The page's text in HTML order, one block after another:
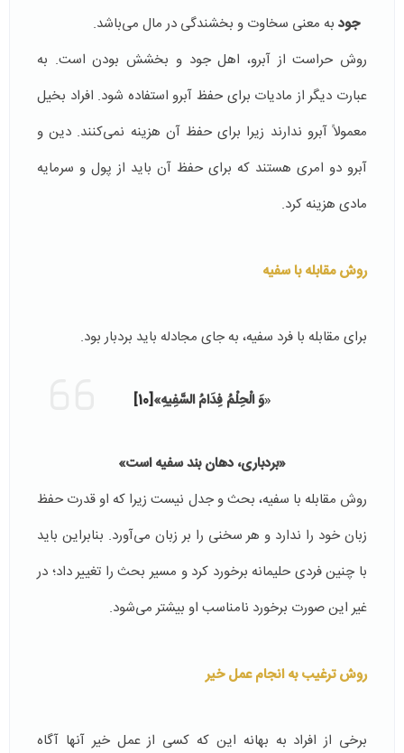
جود به معنی سخاوت و بخشندگی در مال می‌باشد.
روش حراست از آبرو، اهل جود و بخشش بودن است. به
عبارت دیگر از مادیات برای حفظ آبرو استفاده شود. افراد بخیل
معمولاً آبرو ندارند زیرا برای حفظ آن هزینه نمی‌کنند. دین و
آبرو دو امری هستند که برای حفظ آن باید از پول و سرمایه
مادی هزینه کرد.
روش مقابله با سفیه
برای مقابله با فرد سفیه، به جای مجادله باید بردبار بود.
«وَ الْحِلْمُ فِدَامُ السَّفِيهِ»[10]
«بردباری، دهان بند سفیه است»
روش مقابله با سفیه، بحث و جدل نیست زیرا که او قدرت حفظ
زبان خود را ندارد و هر سخنی را بر زبان می‌آورد. بنابراین باید
با چنین فردی حلیمانه برخورد کرد و مسیر بحث را تغییر داد؛ در
غیر این صورت برخورد نامناسب او بیشتر می‌شود.
روش ترغیب به انجام عمل خیر
برخی از افراد به بهانه این که کسی از عمل خیر آنها آگاه